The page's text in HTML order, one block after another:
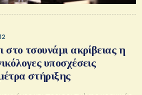
στο τσουνάμι ακρίβειας η
υποσχέσεις
στήριξης